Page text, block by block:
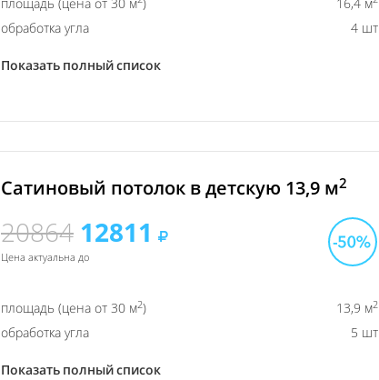
обработка угла 4 шт
Показать полный список
Сатиновый потолок в детскую 13,9 м2
20864 12811
Цена актуальна до
площадь (цена от 30 м2) 13,9 м2
обработка угла 5 шт
Показать полный список